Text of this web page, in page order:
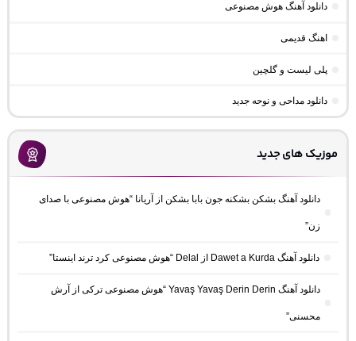
دانلود آهنگ هوش مصنوعی
اهنگ قدیمی
پلی لیست و گلچین
دانلود مداحی و نوحه جدید
موزیک های جدید
دانلود آهنگ بشکن بشکنه جون بابا بشکن از آریانا “هوش مصنوعی با صدای
زن”
دانلود آهنگ Dawet a Kurda از Delal “هوش مصنوعی کرد ترند اینستا”
دانلود آهنگ Yavaş Yavaş Derin Derin “هوش مصنوعی ترکی از آرش
محسنی”